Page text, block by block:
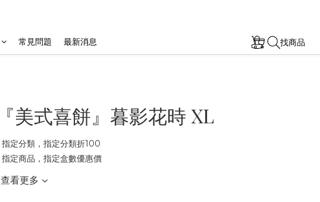
常見問題 最新消息 找商品
『美式喜餅』暮影花時 XL
指定分類，指定分類折100
指定商品，指定盒數優惠價
查看更多